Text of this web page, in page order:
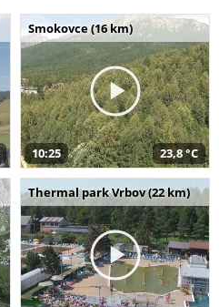
Smokovce (16 km)
10:25 23,8 °C
Thermal park Vrbov (22 km)